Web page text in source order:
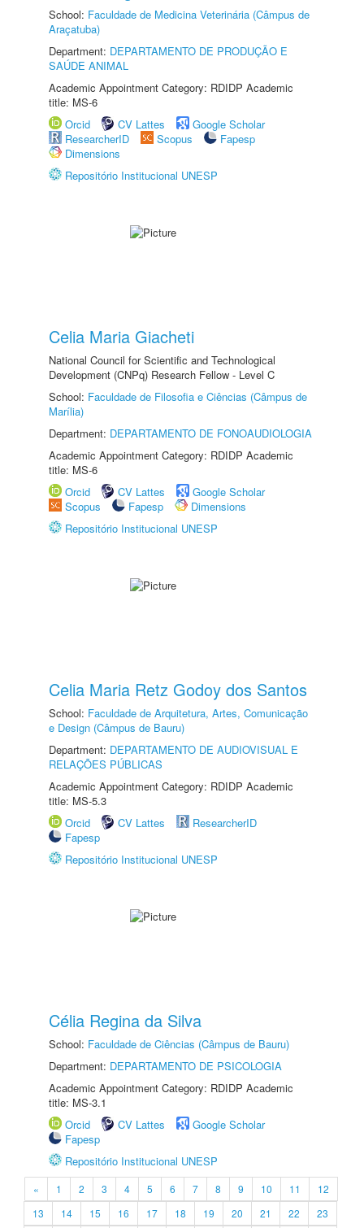
School: Faculdade de Medicina Veterinária (Câmpus de
Araçatuba)
Department: DEPARTAMENTO DE PRODUÇÃO E
SAÚDE ANIMAL
Academic Appointment Category: RDIDP Academic
title: MS-6
Orcid
CV Lattes
Google Scholar
ResearcherID
Scopus
Fapesp
Dimensions
Repositório Institucional UNESP
Celia Maria Giacheti
National Council for Scientific and Technological
Development (CNPq) Research Fellow - Level C
School: Faculdade de Filosofia e Ciências (Câmpus de
Marília)
Department: DEPARTAMENTO DE FONOAUDIOLOGIA
Academic Appointment Category: RDIDP Academic
title: MS-6
Orcid
CV Lattes
Google Scholar
Scopus
Fapesp
Dimensions
Repositório Institucional UNESP
Celia Maria Retz Godoy dos Santos
School: Faculdade de Arquitetura, Artes, Comunicação
e Design (Câmpus de Bauru)
Department: DEPARTAMENTO DE AUDIOVISUAL E
RELAÇÕES PÚBLICAS
Academic Appointment Category: RDIDP Academic
title: MS-5.3
Orcid
CV Lattes
ResearcherID
Fapesp
Repositório Institucional UNESP
Célia Regina da Silva
School: Faculdade de Ciências (Câmpus de Bauru)
Department: DEPARTAMENTO DE PSICOLOGIA
Academic Appointment Category: RDIDP Academic
title: MS-3.1
Orcid
CV Lattes
Google Scholar
Fapesp
Repositório Institucional UNESP
« 1 2 3 4 5 6 7 8 9 10 11
12
13
14 15 16 17 18 19 20 21 22
23